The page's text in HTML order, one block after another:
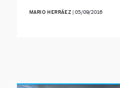
MARIO HERRÁEZ |05/09/2016